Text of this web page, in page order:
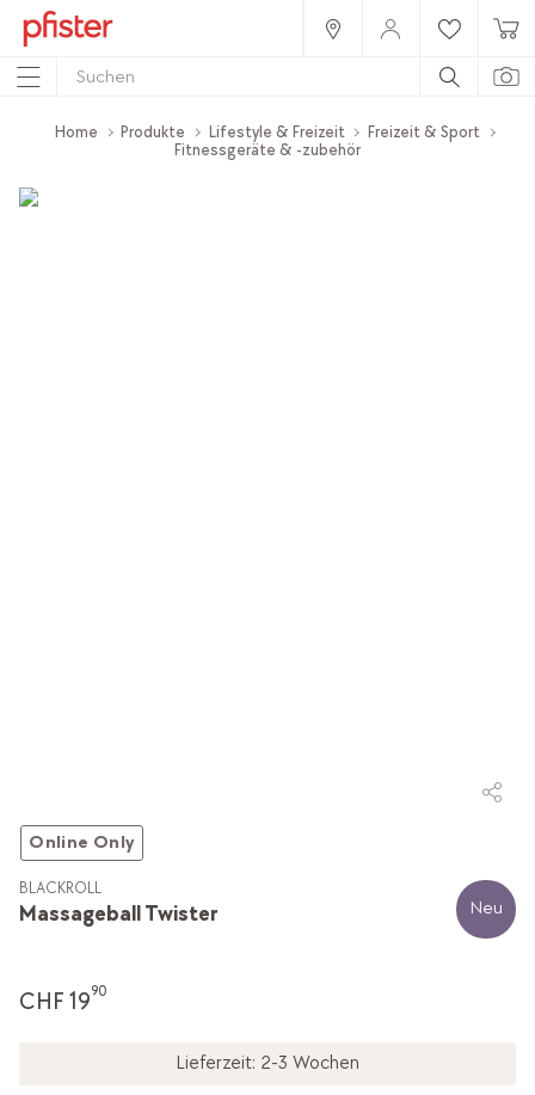
Home Produkte Lifestyle & Freizeit
Freizeit & Sport
Fitnessgeräte & -zubehör
Online Only
Massageball Twister
BLACKROLL
Neu
CHF 1990
Lieferzeit: 2-3 Wochen